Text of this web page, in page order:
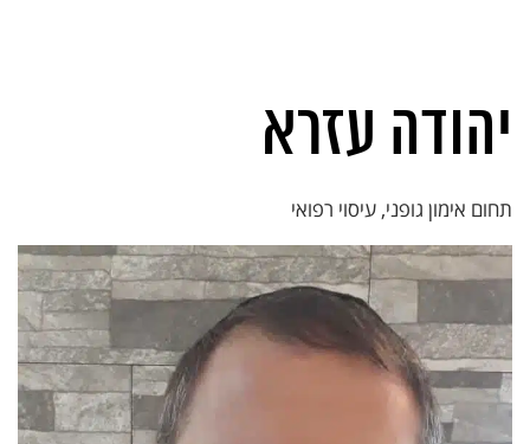
יהודה עזרא
תחום אימון גופני, עיסוי רפואי